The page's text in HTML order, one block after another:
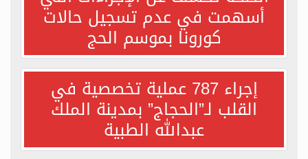
“ماراثون الألوان” يشهد مشاركة العائلات بالعديد من الفعاليات والعروض الترفيهية المصاحبة
أرامكو السعودية بجدة تنثر البهجة على وجوه الأيتام وذوي الإحتياجات الخاصة
أسهمت في عدم تسجيل حالات
كورونا بموسم الحج
إجراء 787 عملية تخصصية في
القلب لـ”الحجاج” بمدينة الملك
عبدالله الطبية